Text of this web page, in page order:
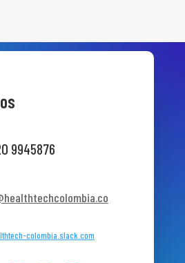
9945876
colombia.slack.com